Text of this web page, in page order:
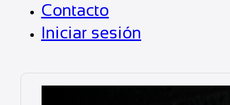
Contacto
Iniciar sesión